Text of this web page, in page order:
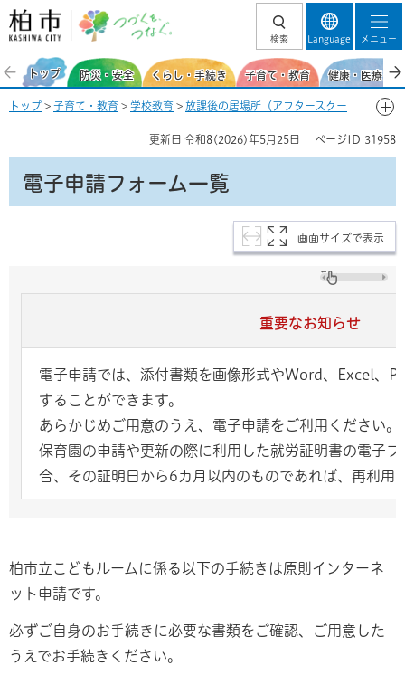
柏市 つづくを、
検索 Language メニュー
トップ 防災・安全 くらし・手続き 子育て・教育 健康・医療・
トップ > 子育て・教育 > 学校教育 > 放課後の居場所（アフタースクー
更新日 令和8(2026)年5月25日 ページID 31958
電子申請フォーム一覧
画面サイズで表示
重要なお知らせ
電子申請では、添付書類を画像形式やWord、Excel、
することができます。
あらかじめご用意のうえ、電子申請をご利用ください。
保育園の申請や更新の際に利用した就労証明書の電子
合、その証明日から6カ月以内のものであれば、再利用
柏市立こどもルームに係る以下の手続きは原則インターネ
ット申請です。
必ずご自身のお手続きに必要な書類をご確認、ご用意した
うえでお手続きください。